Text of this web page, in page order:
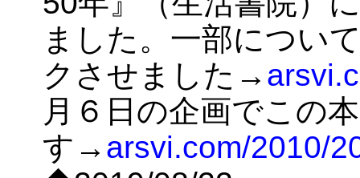
ました。一部につい
クさせました→
月６日の企画でこの
す→ arsvi.com/2010/